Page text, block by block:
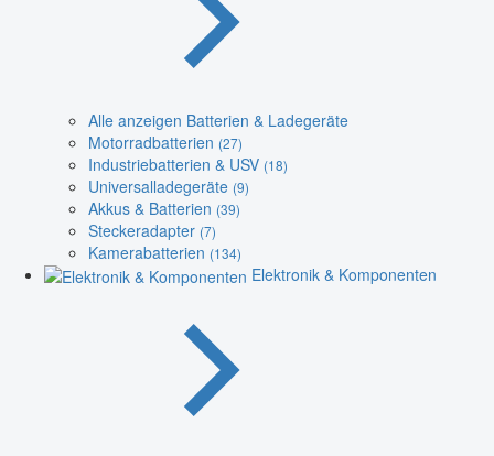
Alle anzeigen Batterien & Ladegeräte
Motorradbatterien (27)
Industriebatterien & USV (18)
Universalladegeräte (9)
Akkus & Batterien (39)
Steckeradapter (7)
Kamerabatterien (134)
Elektronik & Komponenten